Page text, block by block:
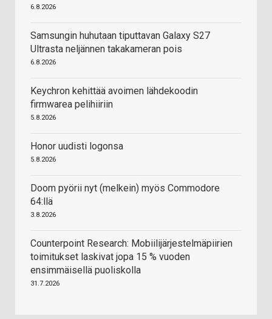
6.8.2026
Samsungin huhutaan tiputtavan Galaxy S27
Ultrasta neljännen takakameran pois
6.8.2026
Keychron kehittää avoimen lähdekoodin
firmwarea pelihiiriin
5.8.2026
Honor uudisti logonsa
5.8.2026
Doom pyörii nyt (melkein) myös Commodore
64:llä
3.8.2026
Counterpoint Research: Mobiilijärjestelmäpiirien
toimitukset laskivat jopa 15 % vuoden
ensimmäisellä puoliskolla
31.7.2026